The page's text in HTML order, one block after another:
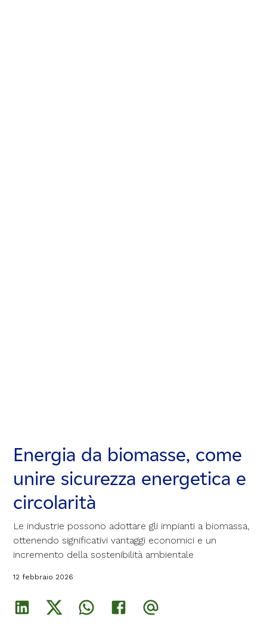
Energia da biomasse, come
unire sicurezza energetica e
circolarità
Le industrie possono adottare gli impianti a biomassa,
ottenendo significativi vantaggi economici e un
incremento della sostenibilità ambientale
12 febbraio 2026
Energia da biomasse, come
unire sicurezza energetica e
circolarità
Le industrie possono adottare gli impianti a biomassa,
ottenendo significativi vantaggi economici e un
incremento della sostenibilità ambientale
12 febbraio 2026
Energia da biomasse, come
unire sicurezza energetica e
circolarità
Le industrie possono adottare gli impianti a biomassa,
ottenendo significativi vantaggi economici e un
incremento della sostenibilità ambientale
12 febbraio 2026